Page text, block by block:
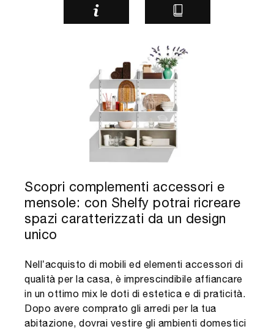
Scopri complementi accessori e
mensole: con Shelfy potrai ricreare
spazi caratterizzati da un design
unico
Nell’acquisto di mobili ed elementi accessori di
qualità per la casa, è imprescindibile affiancare
in un ottimo mix le doti di estetica e di praticità.
Dopo avere comprato gli arredi per la tua
abitazione, dovrai vestire gli ambienti domestici